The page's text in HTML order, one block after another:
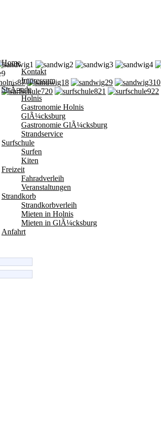
Home
Kontakt
Impressum
StrÃ¤nde
Holnis
Gastronomie Holnis
GlÃ¼cksburg
Gastronomie GlÃ¼cksburg
Strandservice
Surfschule
Surfen
Kiten
Freizeit
Fahradverleih
Veranstaltungen
Strandkorb
Strandkorbverleih
Mieten in Holnis
Mieten in GlÃ¼cksburg
Anfahrt
7 8 9 10
20 21 22